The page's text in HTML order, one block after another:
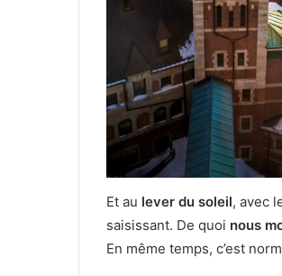
Et au lever du soleil, avec
saisissant. De quoi nous
En même temps, c’est